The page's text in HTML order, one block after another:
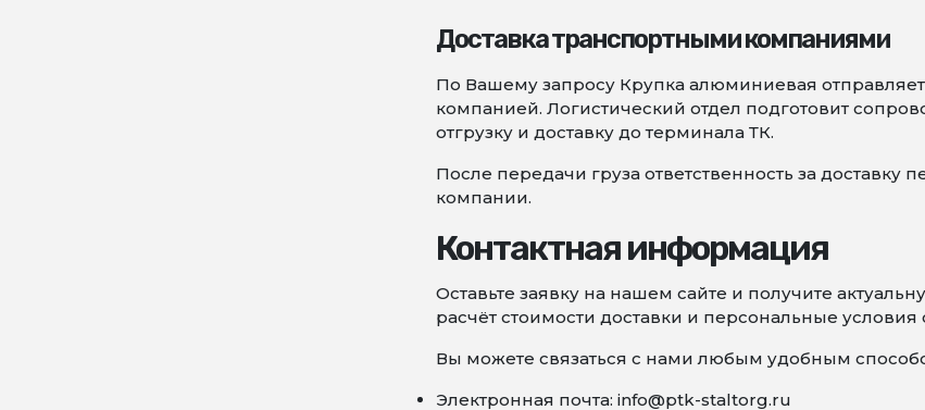
Доставка транспортными компаниями
По Вашему запросу Крупка алюминиевая
компанией. Логистический отдел подготовит
отгрузку и доставку до терминала ТК.
После передачи груза ответственность за
компании.
Контактная информация
Оставьте заявку на нашем сайте и получите
расчёт стоимости доставки и персональные условия
Вы можете связаться с нами любым удобным
Электронная почта: info@ptk-staltorg.ru